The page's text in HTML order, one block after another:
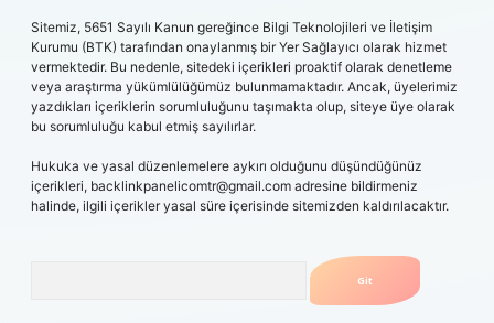
Sitemiz, 5651 Sayılı Kanun gereğince Bilgi Teknolojileri ve İletişim
Kurumu (BTK) tarafından onaylanmış bir Yer Sağlayıcı olarak hizmet
vermektedir. Bu nedenle, sitedeki içerikleri proaktif olarak denetleme
veya araştırma yükümlülüğümüz bulunmamaktadır. Ancak, üyelerimiz
yazdıkları içeriklerin sorumluluğunu taşımakta olup, siteye üye olarak
bu sorumluluğu kabul etmiş sayılırlar.
Hukuka ve yasal düzenlemelere aykırı olduğunu düşündüğünüz
içerikleri, backlinkpanelicomtr@gmail.com adresine bildirmeniz
halinde, ilgili içerikler yasal süre içerisinde sitemizden kaldırılacaktır.